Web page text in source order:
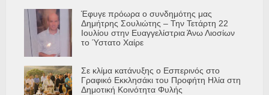
Έφυγε πρόωρα ο συνδημότης μας
Δημήτρης Σουλιώτης – Την Τετάρτη 22
Ιουλίου στην Ευαγγελίστρια Άνω Λιοσίων
το Ύστατο Χαίρε
Σε κλίμα κατάνυξης ο Εσπερινός στο
Γραφικό Εκκλησάκι του Προφήτη Ηλία στη
Δημοτική Κοινότητα Φυλής